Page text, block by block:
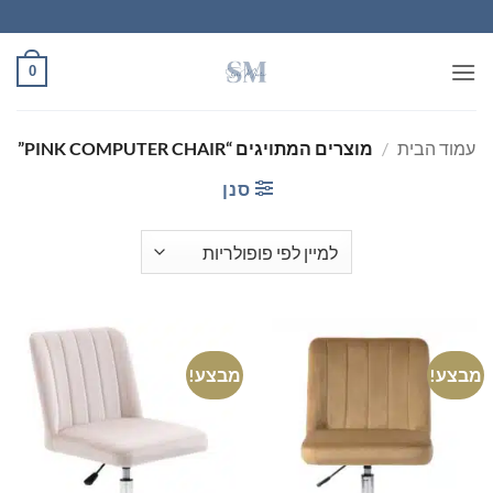
to
content
0
עמוד הבית / מוצרים המתויגים “PINK COMPUTER CHAIR”
סנן
מבצע! מבצע!